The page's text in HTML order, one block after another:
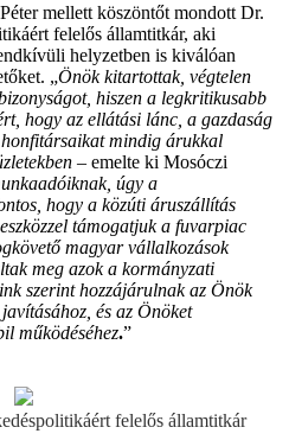
mellett köszöntőt mondott Dr.
felelős államtitkár, aki
helyzetben is kiválóan
„Önök kitartottak, végtelen
hiszen a legkritikusabb
hogy az ellátási lánc, a gazdaság
mindig árukkal
– emelte ki Mosóczi
úgy a
hogy a közúti áruszállítás
támogatjuk a fuvarpiac
magyar vállalkozások
meg azok a kormányzati
szerint hozzájárulnak az Önök
és az Önöket
működéséhez.”
felelős államtitkár